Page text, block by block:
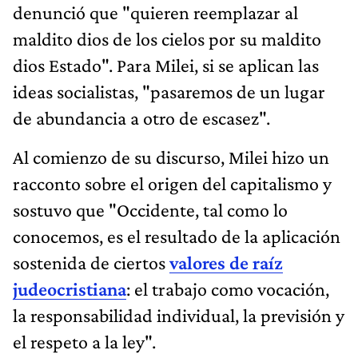
denunció que "quieren reemplazar al
maldito dios de los cielos por su maldito
dios Estado". Para Milei, si se aplican las
ideas socialistas, "pasaremos de un lugar
de abundancia a otro de escasez".
Al comienzo de su discurso, Milei hizo un
racconto sobre el origen del capitalismo y
sostuvo que "Occidente, tal como lo
conocemos, es el resultado de la aplicación
sostenida de ciertosvalores de raíz
judeocristiana: el trabajo como vocación,
la responsabilidad individual, la previsión y
el respeto a la ley".